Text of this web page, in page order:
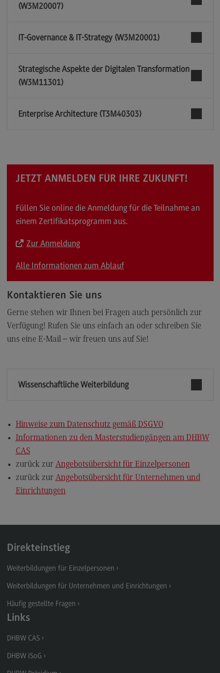
(W3M20007)
IT-Governance & IT-Strategy (W3M20001)
Strategische Aspekte der Digitalen Transformation
(W3M11301)
Enterprise Architecture (T3M40303)
JETZT ANMELDEN FÜR IHRE ZUKUNFT!
Füllen Sie online die Anmeldung für die Teilnahme an
einem Zertifikatsprogramm aus.
Zur Anmeldung
Alle Informationen zum Ablauf
Kontaktieren Sie uns
Gerne stehen wir Ihnen bei Fragen auch persönlich zur
Verfügung! Rufen Sie uns einfach an oder schreiben Sie
uns eine E-Mail – wir freuen uns auf Sie!
Wissenschaftliche Weiterbildung
Hinweise zum Datenschutz gemäß DSGVO
Informationen zu den Masterstudiengängen am DHBW
CAS
zurück zur Angebotsübersicht für Einzelpersonen
zurück zur Angebotsübersicht für Unternehmen und
Einrichtungen
Direkteinstieg
Weiterbildungen für Einzelpersonen
Weiterbildungen für Unternehmen und Einrichtungen
Häufig gestellte Fragen
Links
DHBW CAS
DHBW ISoG